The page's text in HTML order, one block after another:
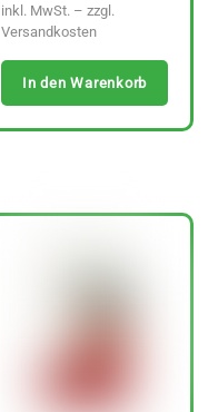
inkl. MwSt. – zzgl.
Versandkosten
In den Warenkorb